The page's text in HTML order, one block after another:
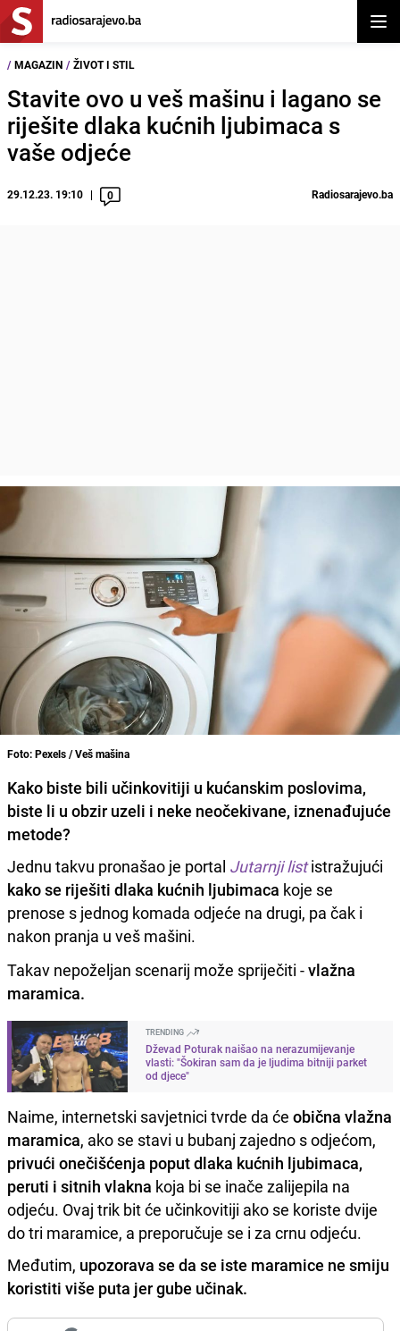
/ MAGAZIN / ŽIVOT I STIL
Stavite ovo u veš mašinu i lagano se
riješite dlaka kućnih ljubimaca s
vaše odjeće
29.12.23. 19:10 0 Radiosarajevo.ba
Foto: Pexels / Veš mašina
Kako biste bili učinkovitiji u kućanskim poslovima,
biste li u obzir uzeli i neke neočekivane, iznenađujuće
metode?
Jednu takvu pronašao je portal Jutarnji list istražujući
kako se riješiti dlaka kućnih ljubimaca koje se
prenose s jednog komada odjeće na drugi, pa čak i
nakon pranja u veš mašini.
Takav nepoželjan scenarij može spriječiti -vlažna
maramica.
TRENDING
Dževad Poturak naišao na nerazumijevanje
vlasti: "Šokiran sam da je ljudima bitniji parket
od djece"
Naime, internetski savjetnici tvrde da će obična vlažna
maramica, ako se stavi u bubanj zajedno s odjećom,
privući onečišćenja poput dlaka kućnih ljubimaca,
peruti i sitnih vlakna koja bi se inače zalijepila na
odjeću. Ovaj trik bit će učinkovitiji ako se koriste dvije
do tri maramice, a preporučuje se i za crnu odjeću.
Međutim, upozorava se da se iste maramice ne smiju
koristiti više puta jer gube učinak.